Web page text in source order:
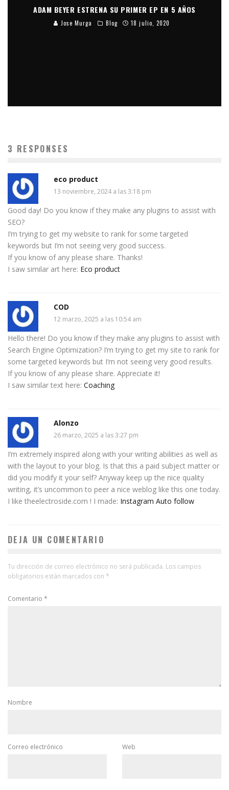
ADAM BEYER ESTRENA SU PRIMER EP EN 5 AÑOS
Jose Murga Blog 18 julio, 2020
3 RESPONSES
eco product
13 noviembre, 2024 a las 3:18 pm
Good day! Do you know if they make any plugins to assist with
SEO?
I’m trying to get my website to rank for some targeted
keywords but I’m not seeing very good success.
If you know of any please share. Thanks!
I saw similar art here: Eco product
COD
12 marzo, 2025 a las 10:54 am
Hello there! Do you know if they make any plugins to assist with
Search Engine Optimization? I’m trying to get my site to rank for
some targeted keywords but I’m not seeing very good results.
If you know of any please share. Appreciate it!
I saw similar text here: Coaching
Alonzo
26 marzo, 2025 a las 3:27 pm
I’m extremely inspired along with your writing abilities as well as
with the layout to your blog. Is that this a paid subject matter or
did you modify it your self? Anyway keep up the nice quality
writing, it’s uncommon to peer a nice weblog like this one today.
I like theelectroside.com ! I made: Instagram Auto follow
DEJA UN COMENTARIO
Tu dirección de correo electrónico no será publicada. Los campos
obligatorios están marcados con *
Comentario *
Nombre
Correo electrónico Web